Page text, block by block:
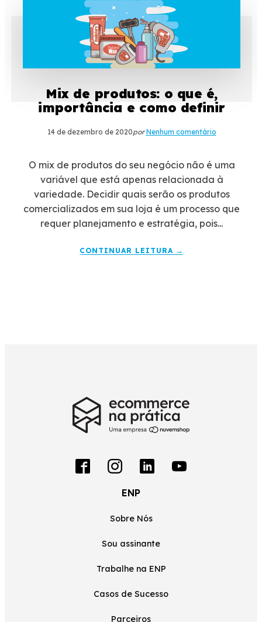
Mix de produtos: o que é,
importância e como definir
14 de dezembro de 2020por Nenhum comentário
O mix de produtos do seu negócio não é uma
variável que está apenas relacionada à
variedade. Decidir quais serão os produtos
comercializados em sua loja é um processo que
requer planejamento e estratégia, pois...
CONTINUAR LEITURA →
ENP
Sobre Nós
Sou assinante
Trabalhe na ENP
Casos de Sucesso
Parceiros